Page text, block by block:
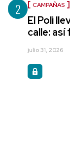
2 CAMPAÑAS
El Poli
calle:
julio 31, 2026